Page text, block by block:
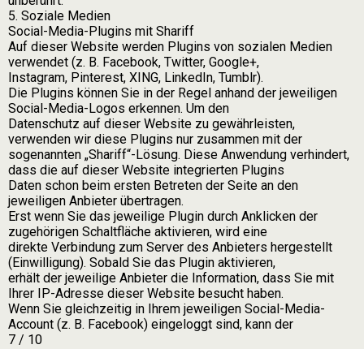
5. Soziale Medien
Social-Media-Plugins mit Shariff
Auf dieser Website werden Plugins von sozialen Medien
verwendet (z. B. Facebook, Twitter, Google+,
Instagram, Pinterest, XING, LinkedIn, Tumblr).
Die Plugins können Sie in der Regel anhand der jeweiligen
Social-Media-Logos erkennen. Um den
Datenschutz auf dieser Website zu gewährleisten,
verwenden wir diese Plugins nur zusammen mit der
sogenannten „Shariff“-Lösung. Diese Anwendung verhindert,
dass die auf dieser Website integrierten Plugins
Daten schon beim ersten Betreten der Seite an den
jeweiligen Anbieter übertragen.
Erst wenn Sie das jeweilige Plugin durch Anklicken der
zugehörigen Schaltfläche aktivieren, wird eine
direkte Verbindung zum Server des Anbieters hergestellt
(Einwilligung). Sobald Sie das Plugin aktivieren,
erhält der jeweilige Anbieter die Information, dass Sie mit
Ihrer IP-Adresse dieser Website besucht haben.
Wenn Sie gleichzeitig in Ihrem jeweiligen Social-Media-
Account (z. B. Facebook) eingeloggt sind, kann der
7 / 10